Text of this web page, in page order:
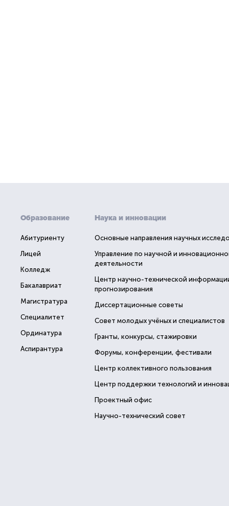
Образование
Абитуриенту
Лицей
Колледж
Бакалавриат
Магистратура
Специалитет
Ординатура
Аспирантура
Наука и инновации
Основные направления научных
Управление по научной и
деятельности
Центр научно-технической
прогнозирования
Диссертационные советы
Совет молодых учёных и специалистов
Гранты, конкурсы, стажировки
Форумы, конференции, фестивали
Центр коллективного пользования
Центр поддержки технологий и
Проектный офис
Научно-технический совет